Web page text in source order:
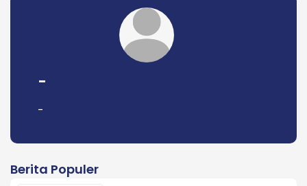
-
-
Berita Populer